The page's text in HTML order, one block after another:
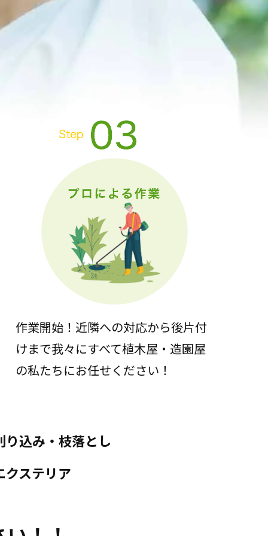
作業開始！近隣への対応から後片付
けまで我々にすべて植木屋・造園屋
の私たちにお任せください！
り込み・枝落とし
クステリア